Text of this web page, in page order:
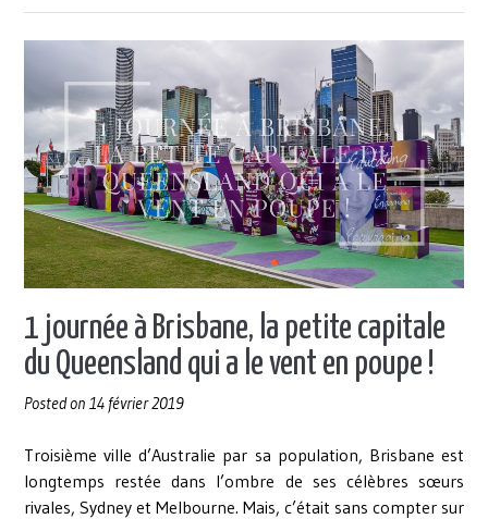
animaux
sauvages
en
Australie
! »
1 journée à Brisbane, la petite capitale
du Queensland qui a le vent en poupe !
Posted on 14 février 2019
Troisième ville d’Australie par sa population, Brisbane est
longtemps restée dans l’ombre de ses célèbres sœurs
rivales, Sydney et Melbourne. Mais, c’était sans compter sur